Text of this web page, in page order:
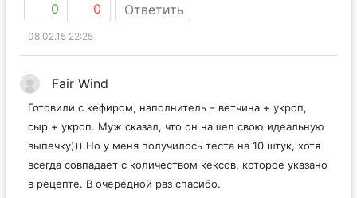
0 0 Ответить
08.02.15 22:25
Fair Wind
Готовили с кефиром, наполнитель – ветчина + укроп,
сыр + укроп. Муж сказал, что он нашел свою идеальную
выпечку))) Но у меня получилось теста на 10 штук, хотя
всегда совпадает с количеством кексов, которое указано
в рецепте. В очередной раз спасибо.